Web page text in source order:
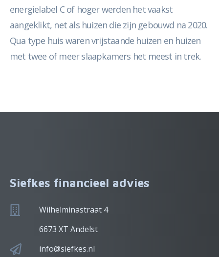
energielabel C of hoger werden het vaakst
aangeklikt, net als huizen die zijn gebouwd na 2020.
Qua type huis waren vrijstaande huizen en huizen
met twee of meer slaapkamers het meest in trek.
Siefkes financieel advies
Wilhelminastraat 4
6673 XT Andelst
info@siefkes.nl